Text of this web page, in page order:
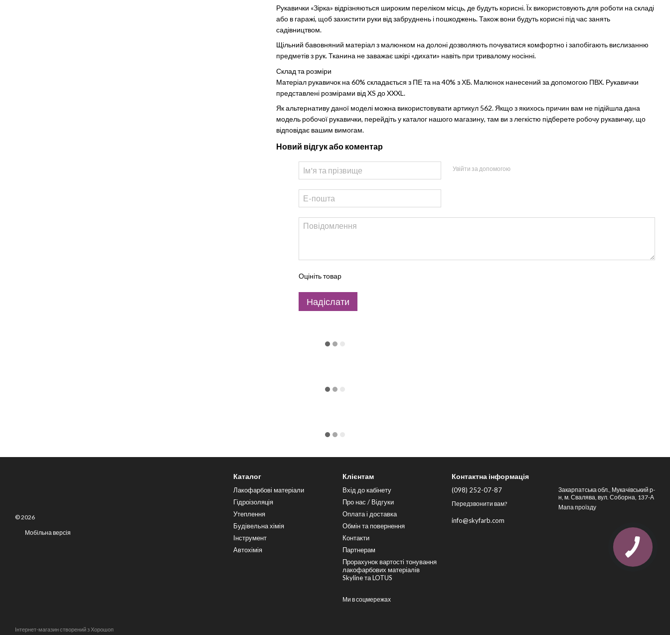
Рукавички «Зірка» відрізняються широким переліком місць, де будуть корисні. Їх використовують для роботи на складі
або в гаражі, щоб захистити руки від забруднень і пошкоджень. Також вони будуть корисні під час занять
садівництвом.
Щільний бавовняний матеріал з малюнком на долоні дозволяють почуватися комфортно і запобігають вислизанню
предметів з рук. Тканина не заважає шкірі «дихати» навіть при тривалому носінні.
Склад та розміри
Матеріал рукавичок на 60% складається з ПЕ та на 40% з ХБ. Малюнок нанесений за допомогою ПВХ. Рукавички
представлені розмірами від XS до XXXL.
Як альтернативу даної моделі можна використовувати артикул 562. Якщо з якихось причин вам не підійшла дана
модель робочої рукавички, перейдіть у каталог нашого магазину, там ви з легкістю підберете робочу рукавичку, що
відповідає вашим вимогам.
Новий відгук або коментар
Увійти за допомогою
Оцініть товар
Надіслати
© 2026
Мобільна версія
Інтернет-магазин створений з Хорошоп
Каталог
Лакофарбові матеріали
Гідроізоляція
Утеплення
Будівельна хімія
Інструмент
Автохімія
Клієнтам
Вхід до кабінету
Про нас / Відгуки
Оплата і доставка
Обмін та повернення
Контакти
Партнерам
Прорахунок вартості тонування
лакофарбових матеріалів
Skyline та LOTUS
Ми в соцмережах
Контактна інформація
(098) 252-07-87
Передзвонити вам?
info@skyfarb.com
Закарпатська обл., Мукачівський р-
н, м. Свалява, вул. Соборна, 137-А
Мапа проїзду